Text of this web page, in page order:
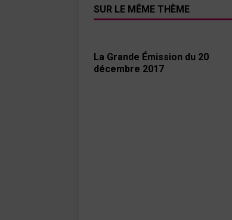
SUR LE MÊME THÈME
La Grande Émission du 20
décembre 2017